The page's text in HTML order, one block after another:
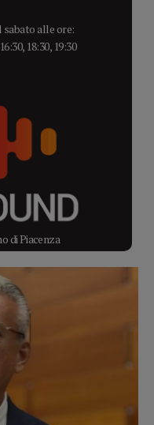
alle ore:
18:30, 19:30
di Piacenza